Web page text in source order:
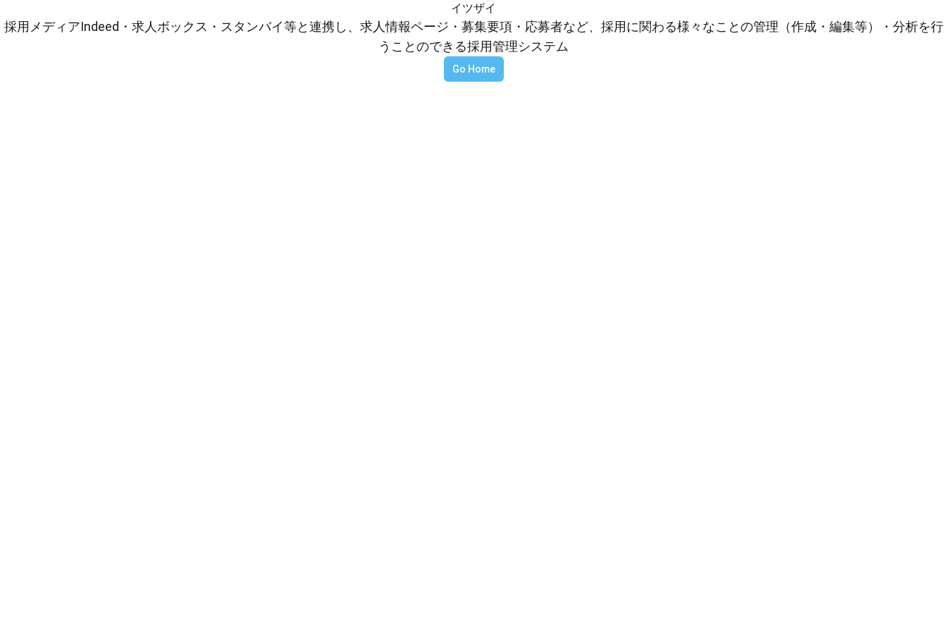
イツザイ
採用メディアIndeed・求人ボックス・スタンバイ等と連携し、求人情報ページ・募集要項・応募者など、採用に関わる様々なことの管理（作成・編集等）・分析を行
うことのできる採用管理システム
Go Home